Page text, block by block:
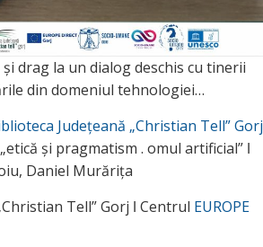
drag la un dialog deschis cu tinerii
din domeniul tehnologiei…
Județeană „Christian Tell” Gorj
și pragmatism . omul artificial” ǀ
Daniel Murărița
Tell” Gorj ǀ Centrul EUROPE